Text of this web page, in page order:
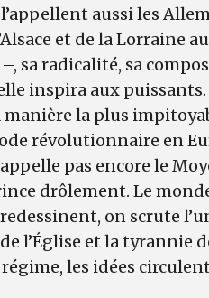
aussi les
et de la Lorraine
sa radicalité, sa
inspira aux
la plus
révolutionnaire en
pas encore le
drôlement. Le
on scrute
l’Église et la tyrannie
les idées